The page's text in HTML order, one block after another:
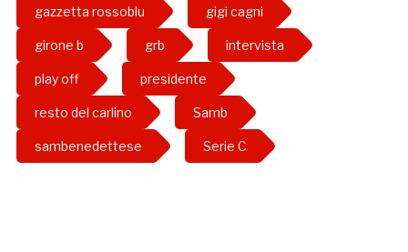
gazzetta rossoblu gigi cagni
girone b grb intervista
play off presidente
resto del carlino Samb
sambenedettese Serie C